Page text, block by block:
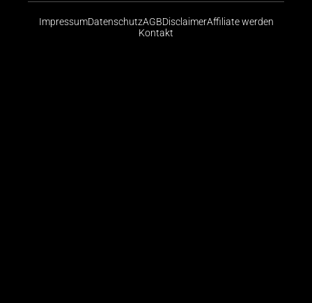
ImpressumDatenschutzAGBDisclaimerAffiliate werden
Kontakt